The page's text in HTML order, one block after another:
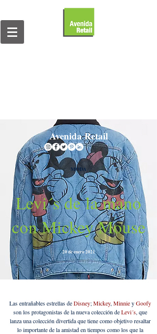
Avenida Retail
MODA
Levi´s de la mano
con Mickey Mouse
20 de enero 2021
Las entrañables estrellas deDisney;Mickey, MinnieyGoofy
son los protagonistas de la nueva colección deLevi´s, que
lanza una colección divertida que tiene como objetivo resaltar
lo importante de la amistad en tiempos como los que la